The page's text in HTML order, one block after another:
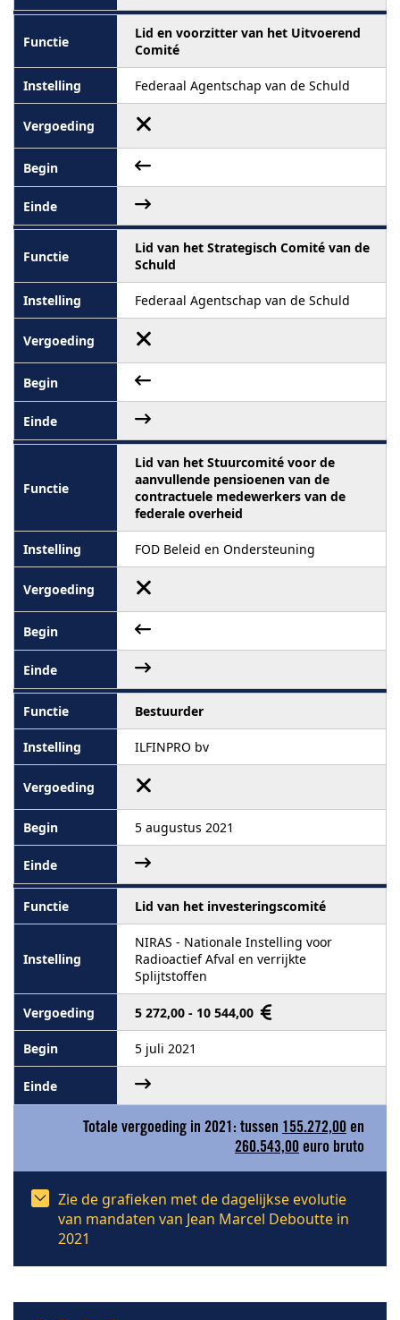
Lid en voorzitter van het Uitvoerend
Comité
Federaal Agentschap van de Schuld
Lid van het Strategisch Comité van de
Schuld
Federaal Agentschap van de Schuld
Lid van het Stuurcomité voor de
aanvullende pensioenen van de
contractuele medewerkers van de
federale overheid
FOD Beleid en Ondersteuning
Bestuurder
ILFINPRO bv
5 augustus 2021
Lid van het investeringscomité
NIRAS - Nationale Instelling voor
Radioactief Afval en verrijkte
Splijtstoffen
5 272,00 - 10 544,00
5 juli 2021
Totale vergoeding in 2021: tussen 155.272,00 en
260.543,00 euro bruto
Zie de grafieken met de dagelijkse evolutie
van mandaten van Jean Marcel Deboutte in
2021